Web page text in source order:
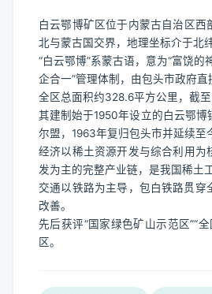
白云鄂博矿区位于内蒙古自治区西
北与蒙古国交界，地理坐标介于北
“白云鄂博”系蒙古语，意为“富饶
企合一”管理体制，由包头市政府
全区总面积约328.6平方公里，截
其建制始于1950年设立的白云鄂
尔盟，1963年复归包头市并延续至
经济以稀土资源开发与综合利用
发为主的完整产业链，是我国稀土
交通以铁路为主导，包白铁路贯穿
改善。
先后获评“国家绿色矿山示范区”“
区。